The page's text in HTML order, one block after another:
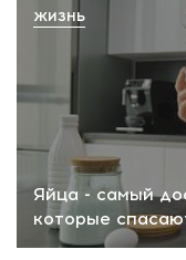
Яйца - самый
которые
ЖИЗНЬ